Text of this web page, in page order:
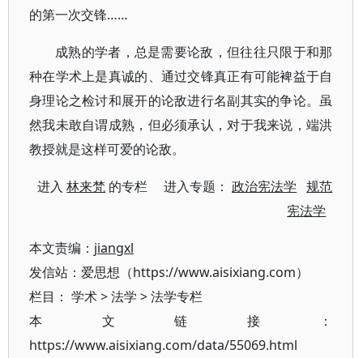
的第一次交锋……
成熟的学者，总是需要论敌，但往往只限于和那
种在学术上是真诚的、通过交锋真正有可能裨益于自
身理论之检讨和展开的论敌进行名副其实的争论。虽
然我未敢自谓成熟，但必须承认，对于我来说，端洪
教授就是这样可爱的论敌。
进入林来梵 的专栏 进入专题：政治宪法学
规范
宪法学
本文责编： jiangxl
发信站：爱思想（https://www.aisixiang.com）
栏目： 学术>法学 >法学专栏
本文链接：
https://www.aisixiang.com/data/55069.html